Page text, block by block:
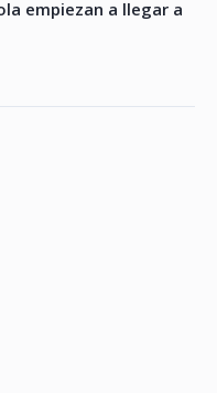
empiezan a llegar a